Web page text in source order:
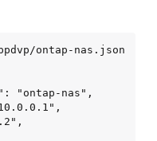
ontap-nas.json